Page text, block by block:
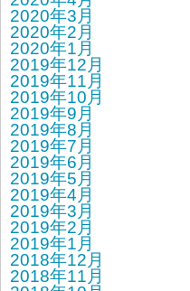
2020年3月
2020年2月
2020年1月
2019年12月
2019年11月
2019年10月
2019年9月
2019年8月
2019年7月
2019年6月
2019年5月
2019年4月
2019年3月
2019年2月
2019年1月
2018年12月
2018年11月